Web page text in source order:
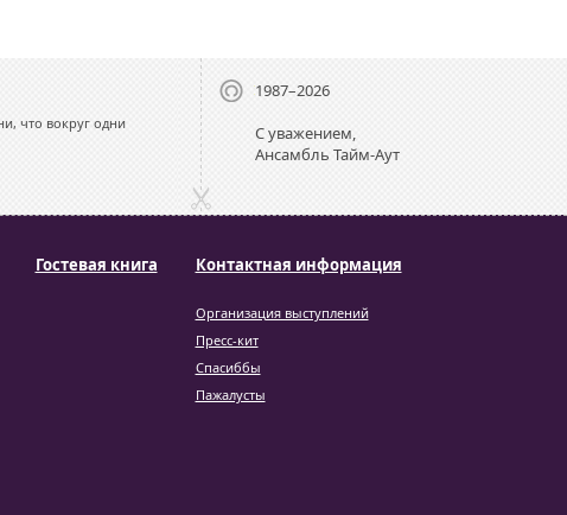
что вокруг одни
1987–2026
С уважением,
Ансамбль Тайм-Аут
Гостевая книга Контактная информация
Организация выступлений
Пресс-кит
Спасиббы
Пажалусты